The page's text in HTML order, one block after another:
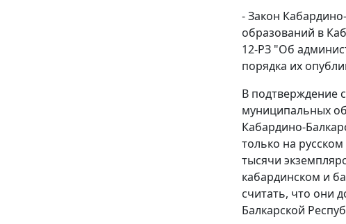
-Закон
образований в
12-РЗ "Об
порядка их
В подтверждение
муниципальных
Кабардино-
только на
тысячи
кабардинском и
считать, что они
Балкарской